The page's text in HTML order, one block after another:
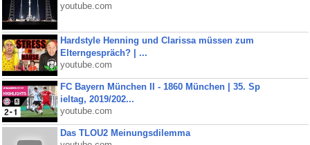
youtube.com
Hardstyle Henning und Clarissa müssen zum
Elterngespräch? | ...
youtube.com
FC Bayern München II - 1860 München | 35. Sp
ieltag, 2019/202...
youtube.com
Das TLOU2 Meinungsdilemma